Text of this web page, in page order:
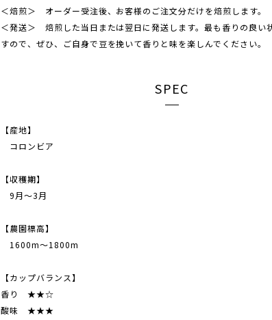
＜焙煎＞ オーダー受注後、お客様のご注文分だけを焙煎します。
＜発送＞ 焙煎した当日または翌日に発送します。最も香りの良い
すので、ぜひ、ご自身で豆を挽いて香りと味を楽しんでください。
SPEC
【産地】
コロンビア
【収穫期】
9月～3月
【農園標高】
1600m～1800m
【カップバランス】
香り ★★☆
酸味 ★★★